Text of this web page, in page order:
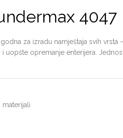
4047
za izradu namještaja svih vrsta
uopšte opremanje enterijera.
materijali